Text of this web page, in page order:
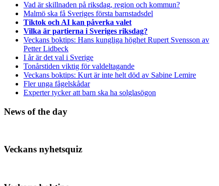
Vad är skillnaden på riksdag, region och kommun?
Malmö ska få Sveriges första barnstadsdel
Tiktok och AI kan påverka valet
Vilka är partierna i Sveriges riksdag?
Veckans boktips: Hans kungliga höghet Rupert Svensson av
Petter Lidbeck
I år är det val i Sverige
Tonårstiden viktig för valdeltagande
Veckans boktips: Kurt är inte helt död av Sabine Lemire
Fler unga fågelskådar
Experter tycker att barn ska ha solglasögon
News of the day
Veckans nyhetsquiz